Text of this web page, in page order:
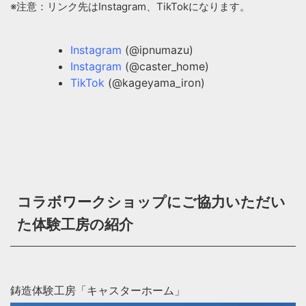
※注意：リンク先はInstagram、TikTokになります。
Instagram (@ipnumazu)
Instagram (@caster_home)
TikTok (@kageyama_iron)
コラボワークショップにご協力いただい
た体験工房の紹介
鋳造体験工房「キャスターホーム」